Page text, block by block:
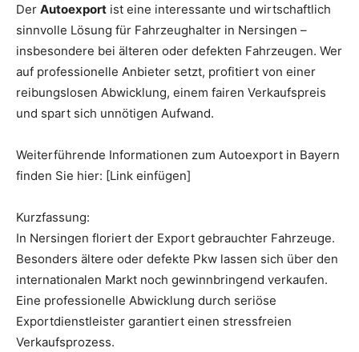
Der Autoexport ist eine interessante und wirtschaftlich
sinnvolle Lösung für Fahrzeughalter in Nersingen –
insbesondere bei älteren oder defekten Fahrzeugen. Wer
auf professionelle Anbieter setzt, profitiert von einer
reibungslosen Abwicklung, einem fairen Verkaufspreis
und spart sich unnötigen Aufwand.
Weiterführende Informationen zum Autoexport in Bayern
finden Sie hier: [Link einfügen]
Kurzfassung:
In Nersingen floriert der Export gebrauchter Fahrzeuge.
Besonders ältere oder defekte Pkw lassen sich über den
internationalen Markt noch gewinnbringend verkaufen.
Eine professionelle Abwicklung durch seriöse
Exportdienstleister garantiert einen stressfreien
Verkaufsprozess.